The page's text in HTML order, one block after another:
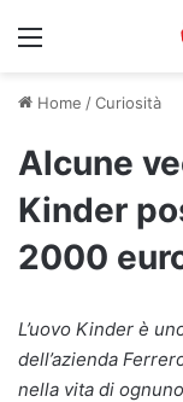
Menu
Home /Curiosità
Alcune
Kinder
2000
L’uovo Kinder è
dell’azienda
nella vita di